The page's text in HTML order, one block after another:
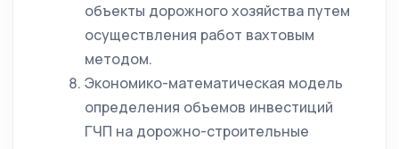
объекты дорожного хозяйства путем
осуществления работ вахтовым
методом.
Экономико-математическая модель
определения объемов инвестиций
ГЧП на дорожно-строительные